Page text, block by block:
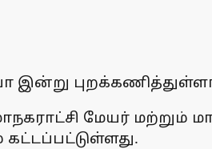
இன்று
மேயர் மற்றும்